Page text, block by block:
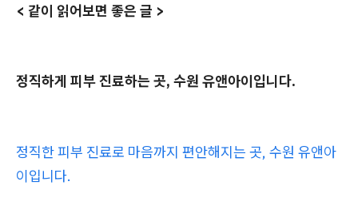
< 같이 읽어보면 좋은 글 >
정직하게 피부 진료하는 곳, 수원 유앤아이입니다.
정직한 피부 진료로 마음까지 편안해지는 곳, 수원 유앤아
이입니다.